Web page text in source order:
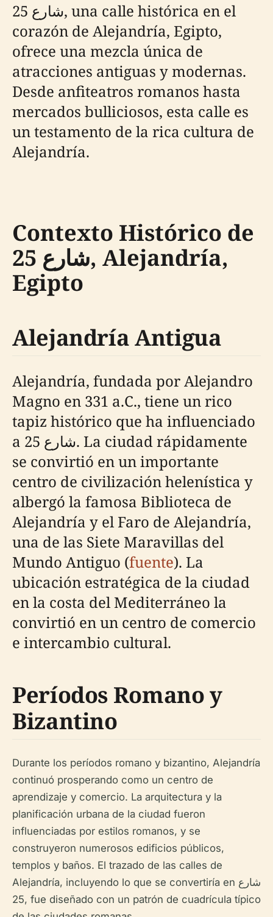
شارع 25, una calle histórica en el
corazón de Alejandría, Egipto,
ofrece una mezcla única de
atracciones antiguas y modernas.
Desde anfiteatros romanos hasta
mercados bulliciosos, esta calle es
un testamento de la rica cultura de
Alejandría.
Contexto Histórico de
شارع 25, Alejandría,
Egipto
Alejandría Antigua
Alejandría, fundada por Alejandro
Magno en 331 a.C., tiene un rico
tapiz histórico que ha influenciado
a شارع 25. La ciudad rápidamente
se convirtió en un importante
centro de civilización helenística y
albergó la famosa Biblioteca de
Alejandría y el Faro de Alejandría,
una de las Siete Maravillas del
Mundo Antiguo (fuente). La
ubicación estratégica de la ciudad
en la costa del Mediterráneo la
convirtió en un centro de comercio
e intercambio cultural.
Períodos Romano y
Bizantino
Durante los períodos romano y bizantino, Alejandría
continuó prosperando como un centro de
aprendizaje y comercio. La arquitectura y la
planificación urbana de la ciudad fueron
influenciadas por estilos romanos, y se
construyeron numerosos edificios públicos,
templos y baños. El trazado de las calles de
Alejandría, incluyendo lo que se convertiría en شارع
25, fue diseñado con un patrón de cuadrícula típico